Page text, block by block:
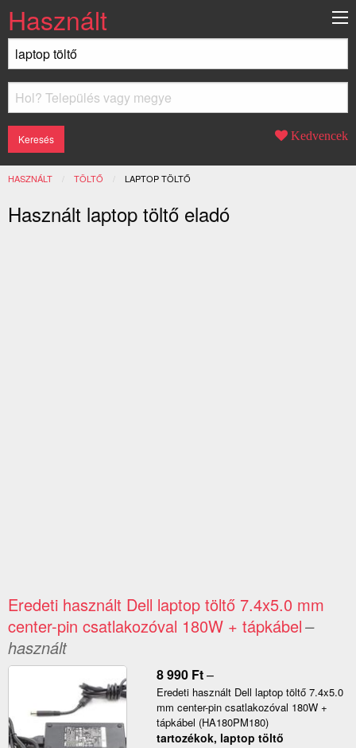
Használt
Kedvencek
HASZNÁLT TÖLTŐ JELENLEGI:
LAPTOP TÖLTŐ
Használt laptop töltő eladó
Eredeti használt Dell laptop töltő 7.4x5.0 mm
center-pin csatlakozóval 180W + tápkábel–
használt
8 990 Ft–
Eredeti használt Dell laptop töltő 7.4x5.0
mm center-pin csatlakozóval 180W +
tápkábel (HA180PM180)
tartozékok, laptop töltő